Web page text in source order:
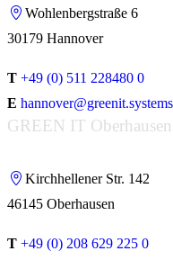
Wohlenbergstraße 6
30179 Hannover
T +49 (0) 511 228480 0
E hannover@greenit.systems
GREEN IT Oberhausen
Kirchhellener Str. 142
46145 Oberhausen
T +49 (0) 208 629 225 0